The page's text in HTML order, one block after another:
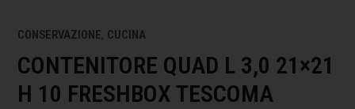
CONSERVAZIONE, CUCINA
CONTENITORE QUAD L 3,0 21×21
H 10 FRESHBOX TESCOMA